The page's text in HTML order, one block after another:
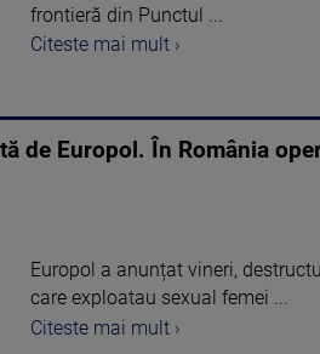
frontieră din Punctul ...
Citeste mai mult ›
de Europol. În România
Europol a anunțat vineri,
care exploatau sexual femei ...
Citeste mai mult ›